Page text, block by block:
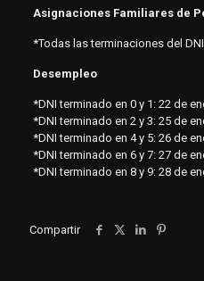
Asignaciones Familiares de
*Todas las terminaciones del
Desempleo
*DNI terminado en 0 y 1: 22 de
*DNI terminado en 2 y 3: 25 de
*DNI terminado en 4 y 5: 26 de
*DNI terminado en 6 y 7: 27 de
*DNI terminado en 8 y 9: 28 de
Compartir